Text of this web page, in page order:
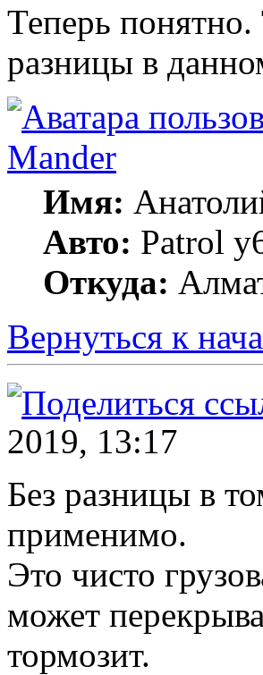
Теперь понятно.
разницы в
Mander
Имя:
Авто: Patrol
Откуда:
Вернуться к
2019, 13:17
Без разницы в
применимо.
Это чисто
может
тормозит.